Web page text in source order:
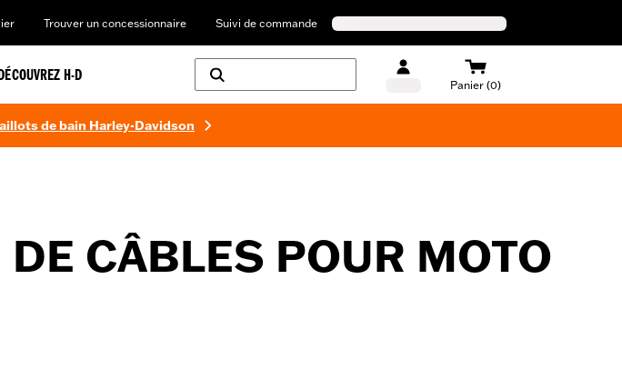
Trouver un concessionnaire Suivi de commande
H-D
Panier (0)
de bain Harley-Davidson
CÂBLES POUR MOTO